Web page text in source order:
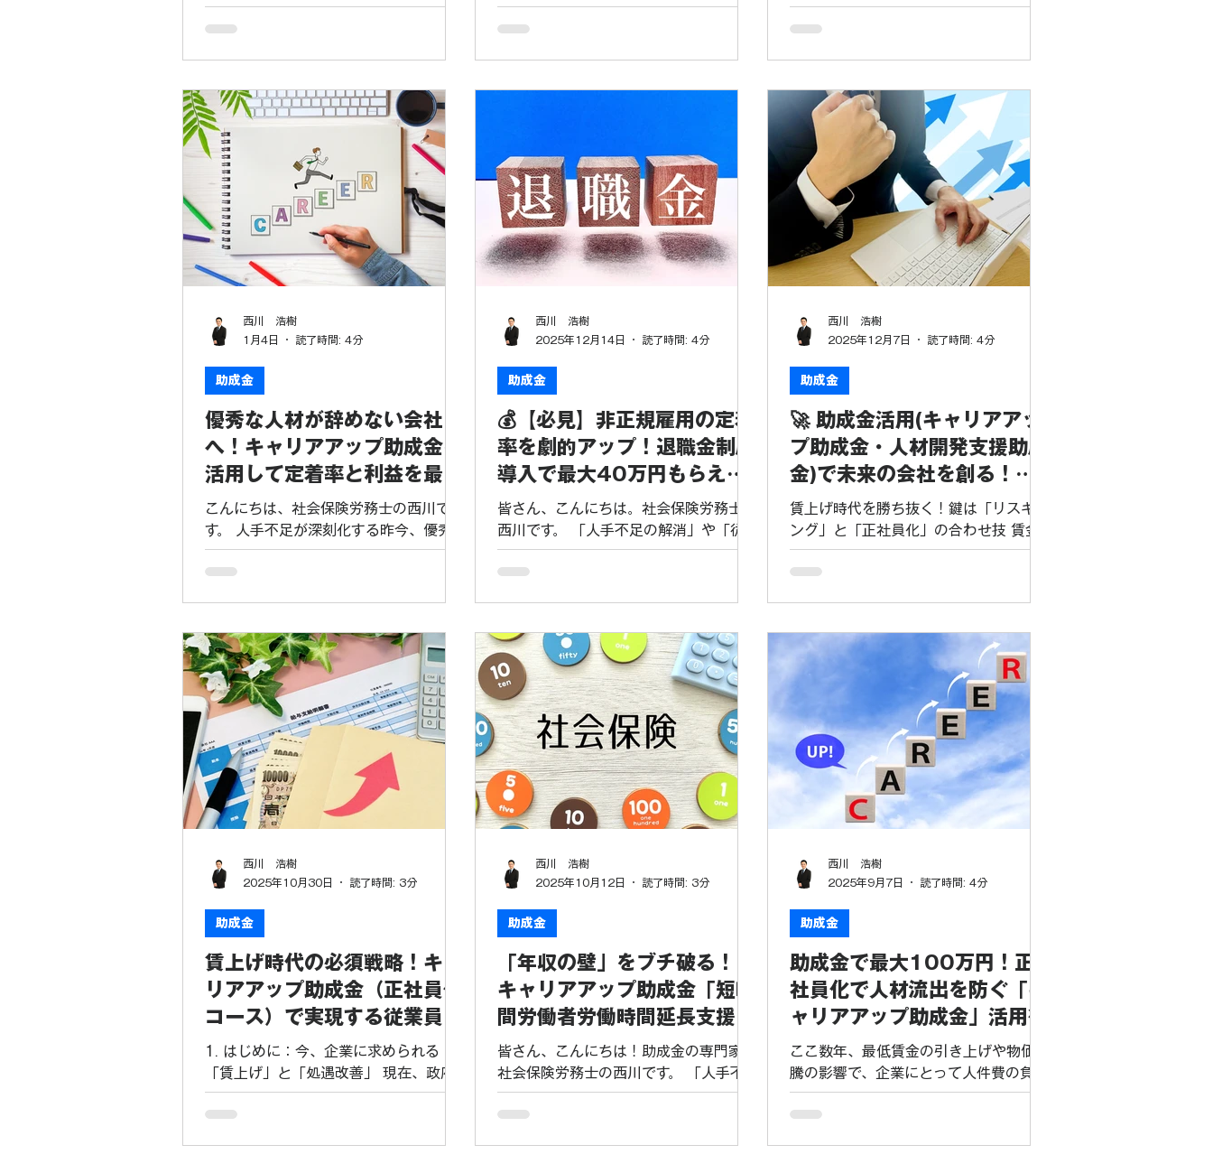
す。 令和8年度（2026年度）より、キ
ャリアアップ助成金はさらなる拡充を迎
「情報公開加算」の導入です。これによ
り、初めて正社員転換に取り組む企業様
は、 1人目最大120万円 という極めて
手厚い助成を受けることが可能となりま
した。 本日は、この最新の変更点と、
受給に向けた戦略的なポイントを詳しく
解説します。 令和8年度版：キャリアア
ップ助成金（正社員化コース）徹底解説
1. キャリアアップ助成金とは？ 「キャ
リアアップ助成金」は、有期雇用労働
非正規雇用労働者の企業内でのキャリア
改善を実施した事業主に対して助成され
る制度です。 深刻な人手不足が続く昨
今、優秀な人材を正社員として定着させ
ることは企業の最重要課題の一つです。
令和8年度の改正では、企業の透明性を
高める取り組みが評価され、助成額が大
幅に引き上げられました。 2. 最大120
万円
正規雇用労働者の「正社員化」を支援す
るキャリアアップ助成金は、多くの事業
門家の視点で詳しく解説します。 1. キ
ャリアアップ助成金（正社員化コース）
の基本 まず、本助成金の根幹を確認し
ておきましょう。これは、有期雇用労働
者や短時間労働者などの非正規雇用労働
者を、企業内で正社員へ転換させた場合
を正社員化した際、1人あたり最大80万
40万円)が支給されます。さらに、初め
て転換制度を導入した際の加算（20万
円）を合わせることで、1人目の転換で
最大100万円の受給が可能となっていま
した。 2. 令和8年度の目玉：新設され
る「情報公表加算（仮称）」 令和8年度
の見直しにおいて、実務上最も注目すべ
き
……。 そんな悩みを抱える経営者の皆
様、自社の「福利厚生」を見直してみま
なるのが「退職金制度」です。 「退職金
なんて、コストがかかって無理だ」と思
われるかもしれません。しかし、国の
「キャリアアップ助成金」や「中退共
（中小企業退職金共済）」の助成制度を
賢く活用すれば、導入コストを抑えつ
つ、会社にも社員にも大きなメリットを
もたらすことが可能です。 今回は、退職
金制度の種類や比較を織り交ぜながら、
助成金を活用して賢く制度を導入する方
にはどんな種類がある？主な4つの制度
分けて以下の4つの制度があります。そ
れぞれの特徴を理解し、自社に最適なも
のを選ぶことが大切です。 制度名称 特
徴 運用リスク 役員の加入 中小企業退職
金共済（中退共） 国が運営する中小企
業のための積立制度。掛金は全額損金。
国（機構）が負う 原則不可 企業型確定
拠出年金（D
優秀な人材が辞めない会社
へ！キャリアアップ助成金を
活用して定着率と利益を最大
化する秘策
こんにちは、社会保険労務士の西川で
す。 人手不足が深刻化する昨今、優秀な
人材の確保と定着は、企業の存続に関わ
る最重要課題となりました。 「せっか
い」…… そんな悩みを抱える経営者の
皆様に、ぜひ活用していただきたい強力
なツールがあります。 それが、厚生労働
省が管轄する「キャリアアップ助成金」
です。 今回は、非正規雇用労働者の未来
を切り拓き、同時に会社の成長を加速さ
せるこの助成金の魅力について、専門家
の視点から徹底解説します。 1. キャリ
アアップ助成金とは？ 「キャリアアッ
プ助成金」とは、有期雇用労働者（期間
ルバイト）、派遣労働者といった、いわ
キャリアアップを促進する取り組みを実
施した事業主に対して助成される制度で
す。 簡単に言えば、「働く人の待遇を良
くして、成長を後押しする会社を国が全
力でキャッシュバック支援します」とい
う制度。単なる返済不要の資金調達だけ
でなく、社内の人事制度を整える絶好の
チャンスでもありま
助成金
西川 浩樹
1月4日
読了時間: 4分
💰【必見】非正規雇用の定着
率を劇的アップ！退職金制度
導入で最大40万円もらえる
裏技：キャリアアップ助成金
（賞与・退職金制度導入コー
ス）
皆さん、こんにちは。社会保険労務士の
西川です。 「人手不足の解消」や「従業
員の定着率向上」は、企業の喫緊の課題
ではないでしょうか。特に、契約社員や
ャリア形成を支援することは、企業の成
長に欠かせません。 そこで今回は、そ
んな有期雇用労働者の方々のために「退
職金制度」を導入した企業が受け取れ
る、非常に魅力的な助成金、「キャリア
アップ助成金（賞与・退職金制度導入コ
ース）」について、具体的な内容と活用
法を詳しく解説します。 💡 キャリアア
ップ助成金とは？ キャリアアップ助成
金は、非正規雇用の労働者（有期雇用労
の企業内でのキャリアアップを促進する
取り組んだ事業主に対して支給される助
成金です。 このうち、 「賞与・退職金
制度導入コース」は、有期雇用労働者に
対し、新たに賞与または退職金制度を導
入し、実施した場合に助成されるもので
す。今回は、特に退職金制度を導入した
場合 に焦点を当ててご説明します。 🎯
退職金制度導
助成金
西川 浩樹
2025年12月14日
読了時間: 4分
🚀 助成金活用(キャリアアッ
プ助成金・人材開発支援助成
金)で未来の会社を創る！有
期契約社員のDX化と正社員
登用で【最大100万円】を
実現し、人件費削減と生産性
向上を両立する秘策！
賃上げ時代を勝ち抜く！鍵は「リスキリ
ング」と「正社員化」の合わせ技 賃金
水準の上昇や人手不足が深刻化する中、
企業にとって「いかに優秀な人材を確
業においては、単に給与を上げるだけで
なく、従業員の キャリアアップ を支援
しつつ、企業の DX（デジタルトランス
フォーメーション）化 を加速させる戦
略的な人件費の使い方が求められます。
そこで今回は、この課題を解決に導くた
めの強力な公的支援策、「キャリアアッ
プ助成金（正社員化コース）」 と 「人
材開発支援助成金（事業展開等リスキリ
ング支援コース）」の組み合わせ活用法
険労務士の立場から詳しく解説いたしま
化コース）の基本 この助成金は、有期
雇用契約社員や短時間労働者などの非正
規雇用労働者を 正社員として登用 した
事業主に対して支給されます。 支給額
（中小企業の場合） 1人あたり：40万
円 非正規から正規への転換は、従業員
のモチベーション向上と定着率アップに
直結する
助成金
西川 浩樹
2025年12月7日
読了時間: 4分
賃上げ時代の必須戦略！キャ
リアアップ助成金（正社員化
コース）で実現する従業員の
処遇改善と最大100万円の
助成金
1. はじめに：今、企業に求められる
「賃上げ」と「処遇改善」 現在、政府
はデフレからの完全脱却を目指し、企業
に対して積極的な「賃上げ」と「人への
助成金
西川 浩樹
2025年10月30日
読了時間: 3分
「年収の壁」をブチ破る！
キャリアアップ助成金「短時
間労働者労働時間延長支援コ
ース」で最大75万円をゲッ
トし、人手不足を解消しよ
う！
皆さん、こんにちは！助成金の専門家、
社会保険労務士の西川です。 「人手不足
なのに、パートさんが『年収の壁』を気
にして勤務時間をセーブしてしまう…」
助成金
西川 浩樹
2025年10月12日
読了時間: 3分
助成金で最大100万円！正
社員化で人材流出を防ぐ「キ
ャリアアップ助成金」活用術
ここ数年、最低賃金の引き上げや物価高
騰の影響で、企業にとって人件費の負担
はますます重くなっています。 「賃上
げ、賃上げ」と叫ばれる時代。この流れ
助成金
西川 浩樹
2025年9月7日
読了時間: 4分